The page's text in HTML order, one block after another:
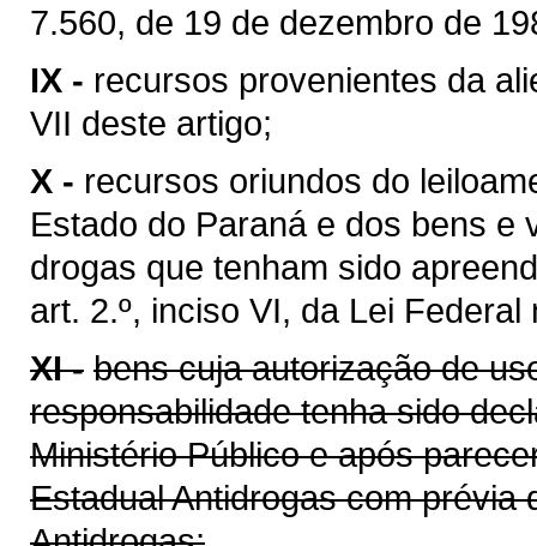
7.560, de 19 de dezembro de
IX - recursos provenientes da
VII deste artigo;
X - recursos oriundos do
Estado do Paraná e dos bens e
drogas que tenham sido
art. 2.º, inciso VI, da Lei
XI - bens cuja autorização de
responsabilidade tenha sido
Ministério Público e após
Estadual Antidrogas com prévia